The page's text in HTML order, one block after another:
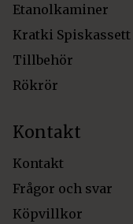
Etanolkaminer
Kratki Spiskassett
Tillbehör
Rökrör
Kontakt
Kontakt
Frågor och svar
Köpvillkor